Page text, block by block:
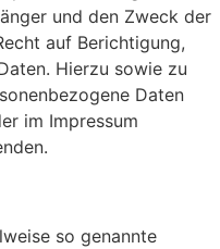
und den Zweck der
auf Berichtigung,
Hierzu sowie zu
Daten
im Impressum
so genannte